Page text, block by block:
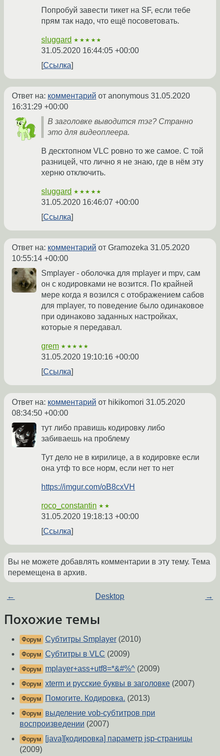
Попробуй завести тикет на SF, если тебе
прям так надо, что ещё посоветовать.
sluggard ★★★★★
31.05.2020 16:44:05 +00:00
Ссылка
Ответ на: комментарий от anonymous 31.05.2020
16:31:29 +00:00
В заголовке выводится тэг? Странно
это для видеоплеера.
В десктопном VLC ровно то же самое. С той
разницей, что лично я не знаю, где в нём эту
херню отключить.
sluggard ★★★★★
31.05.2020 16:46:07 +00:00
Ссылка
Ответ на: комментарий от Gramozeka 31.05.2020
10:55:14 +00:00
Smplayer - оболочка для mplayer и mpv, сам
он с кодировками не возится. По крайней
мере когда я возился с отображением сабов
для mplayer, то поведение было одинаковое
при одинаково заданных настройках,
которые я передавал.
grem ★★★★★
31.05.2020 19:10:16 +00:00
Ссылка
Ответ на: комментарий от hikikomori 31.05.2020
08:34:50 +00:00
тут либо правишь кодировку либо
забиваешь на проблему
Тут дело не в кирилице, а в кодировке если
она утф то все норм, если нет то нет
https://imgur.com/oB8cxVH
roco_constantin ★★
31.05.2020 19:18:13 +00:00
Ссылка
Вы не можете добавлять комментарии в эту тему. Тема
перемещена в архив.
← Desktop →
Похожие темы
Форум Субтитры Smplayer (2010)
Форум Субтитры в VLC (2009)
Форум mplayer+ass+utf8=*&#%^ (2009)
Форум xterm и русские буквы в заголовке (2007)
Форум Помогите. Кодировка. (2013)
Форум
выделение vob-субтитров при
воспроизведении (2007)
Форум
[java][кодировка] параметр jsp-страницы
(2009)